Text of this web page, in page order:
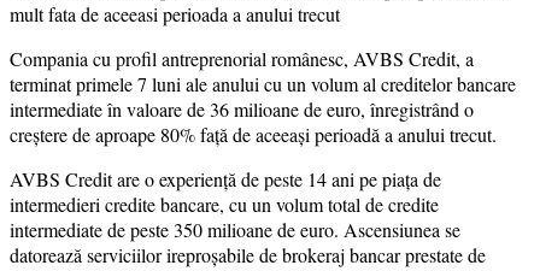
Compania cu profil antreprenorial românesc, AVBS Credit, a
terminat primele 7 luni ale anului cu un volum al creditelor bancare
intermediate în valoare de 36 milioane de euro, înregistrând o
creştere de aproape 80% faţă de aceeaşi perioadă a anului trecut.
AVBS Credit are o experiență de peste 14 ani pe piața de
intermedieri credite bancare, cu un volum total de credite
intermediate de peste 350 milioane de euro. Ascensiunea se
datorează serviciilor ireproșabile de brokeraj bancar prestate de